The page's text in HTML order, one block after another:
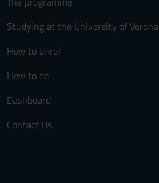
Studying at the University of Verona
How to enrol
How to do
Dashboard
Contact Us